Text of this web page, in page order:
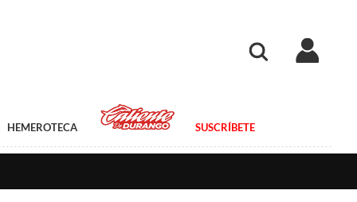
HEMEROTECA SUSCRÍBETE